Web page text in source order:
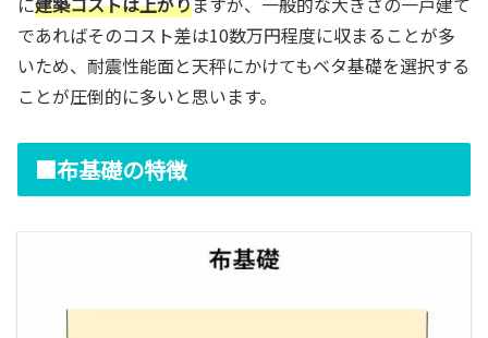
であればそのコスト差は10数万円程度に収まることが多
いため、耐震性能面と天秤にかけてもベタ基礎を選択する
ことが圧倒的に多いと思います。
■布基礎の特徴